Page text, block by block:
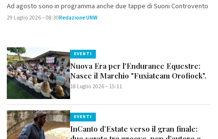
e clubbing tra le mura medievali
Ad agosto sono in programma anche due tappe di Suoni Controvento
29 Luglio 2026 – 08:30Redazione UNW
EVENTI
Nuova Era per l'Endurance Equestre:
Nasce il Marchio "Fuxiateam Orofiock".
18 Luglio 2026 – 15:11
EVENTI
InCanto d’Estate verso il gran finale: